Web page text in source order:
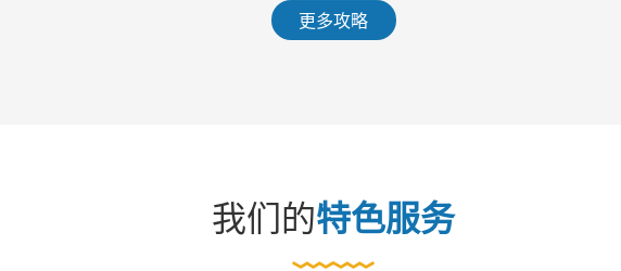
更多攻略
我们的特色服务